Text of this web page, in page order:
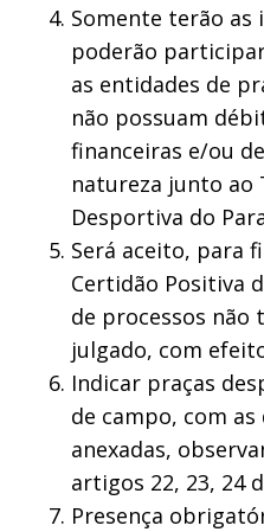
Somente terão as
poderão
as entidades de
não possuam
financeiras e/ou
natureza junto ao
Desportiva do
Será aceito, para
Certidão Positiva
de processos não
julgado, com
Indicar praças
de campo, com
anexadas,
artigos 22, 23, 24
Presença